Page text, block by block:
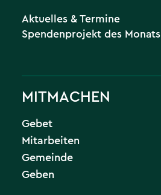
Aktuelles & Termine
Spendenprojekt des Monats
MITMACHEN
Gebet
Mitarbeiten
Gemeinde
Geben